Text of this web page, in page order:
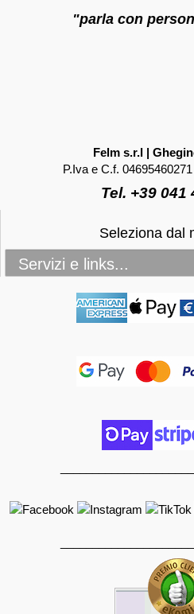
"parla con
Felm s.r.l |
P.Iva e C.f.
Tel. +39 041
Seleziona dal